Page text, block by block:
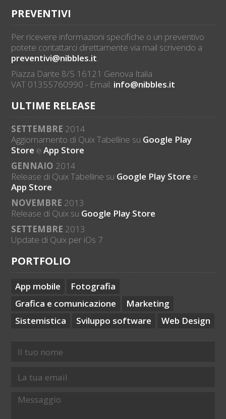
PREVENTIVI
Per ricevere informazioni specifiche o un preventivo
potete contattarci direttamente via mail scrivendo a
preventivi@nibbles.it.
Piazza Dante 8/5 16121 Genova Italia
VAT 01355760990 - Email: info@nibbles.it
ULTIME RELEASE
SETTEMBRE 2014
Aggiornamento di Quix Tabelline su Google Play
Store e App Store
GENNAIO 2014
Release di Quix Tabelline su Google Play Store e
App Store
NOVEMBRE 2013
Release di Quix su Google Play Store
SETTEMBRE 2013
Update di Quix per iOs 7
PORTFOLIO
App mobile
Fotografia
Grafica e comunicazione
Marketing
Sistemistica
Sviluppo software Web Design